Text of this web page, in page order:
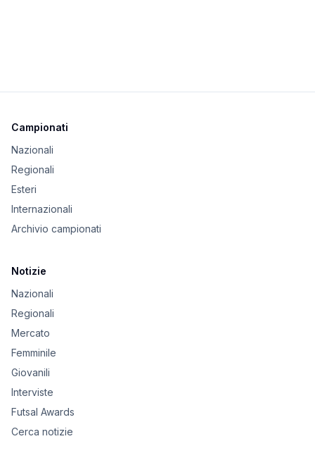
Campionati
Nazionali
Regionali
Esteri
Internazionali
Archivio campionati
Notizie
Nazionali
Regionali
Mercato
Femminile
Giovanili
Interviste
Futsal Awards
Cerca notizie